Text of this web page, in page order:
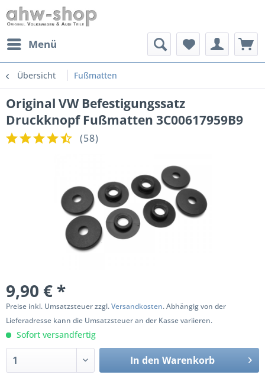
Menü
Übersicht Fußmatten
Original VW Befestigungssatz
Druckknopf Fußmatten 3C00617959B9
(58)
9,90 € *
Preise inkl. Umsatzsteuer zzgl.Versandkosten. Abhängig von der
Lieferadresse kann die Umsatzsteuer an der Kasse variieren.
Sofort versandfertig
In den Warenkorb